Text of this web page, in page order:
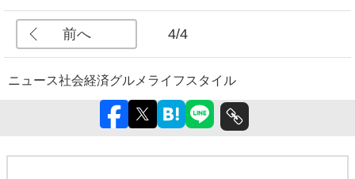
前へ 4/4
ニュース社会経済グルメ ライフスタイル